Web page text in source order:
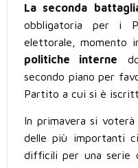
La seconda
obbligatoria per i
elettorale, momento
politiche interne
secondo piano per
Partito a cui si è
In primavera si
delle più importanti
difficili per una serie